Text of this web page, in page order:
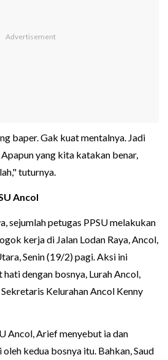
baper. Gak kuat mentalnya. Jadi
yang kita katakan benar,
tuturnya.
Ancol
sejumlah petugas PPSU melakukan
kerja di Jalan Lodan Raya, Ancol,
Senin (19/2) pagi. Aksi ini
dengan bosnya, Lurah Ancol,
Kelurahan Ancol Kenny
Ancol, Arief menyebut ia dan
kedua bosnya itu. Bahkan, Saud